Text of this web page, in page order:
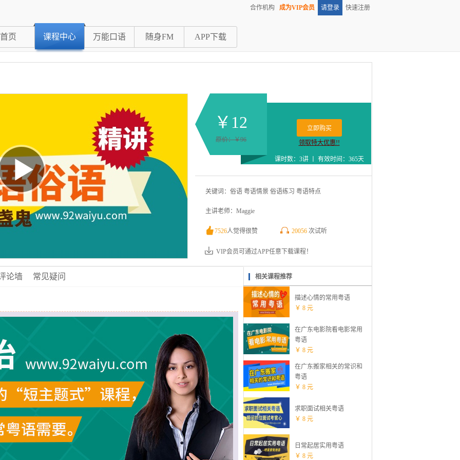
合作机构 成为VIP会员 请登录 快速注册
首页 课程中心 万能口语 随身FM APP下载
￥12
原价：￥96
立即购买
领取特大优惠!!
课时数：3讲 丨 有效时间：365天
关键词：俗语 粤语情景 俗语练习 粤语特点
主讲老师：Maggie
󰄼7526人觉得很赞 20056 次试听
VIP会员可通过APP任意下载课程！
论墙 常见疑问 相关课程推荐
描述心情的常用粤语
￥ 8 元
在广东电影院看电影常用
粤语
￥ 8 元
在广东搬家相关的常识和
粤语
￥ 8 元
求职面试相关粤语
￥ 8 元
日常起居实用粤语
￥ 8 元